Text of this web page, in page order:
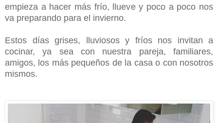
empieza a hacer más frío, llueve y poco a poco nos
va preparando para el invierno.
Estos días grises, lluviosos y fríos nos invitan a
cocinar, ya sea con nuestra pareja, familiares,
amigos, los más pequeños de la casa o con nosotros
mismos.